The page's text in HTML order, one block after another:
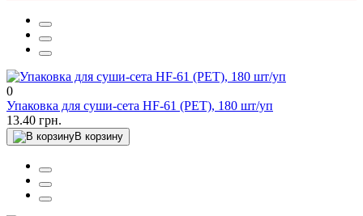
0
Упаковка для суши-сета HF-61 (PET), 180 шт/уп
13.40 грн.
В корзину